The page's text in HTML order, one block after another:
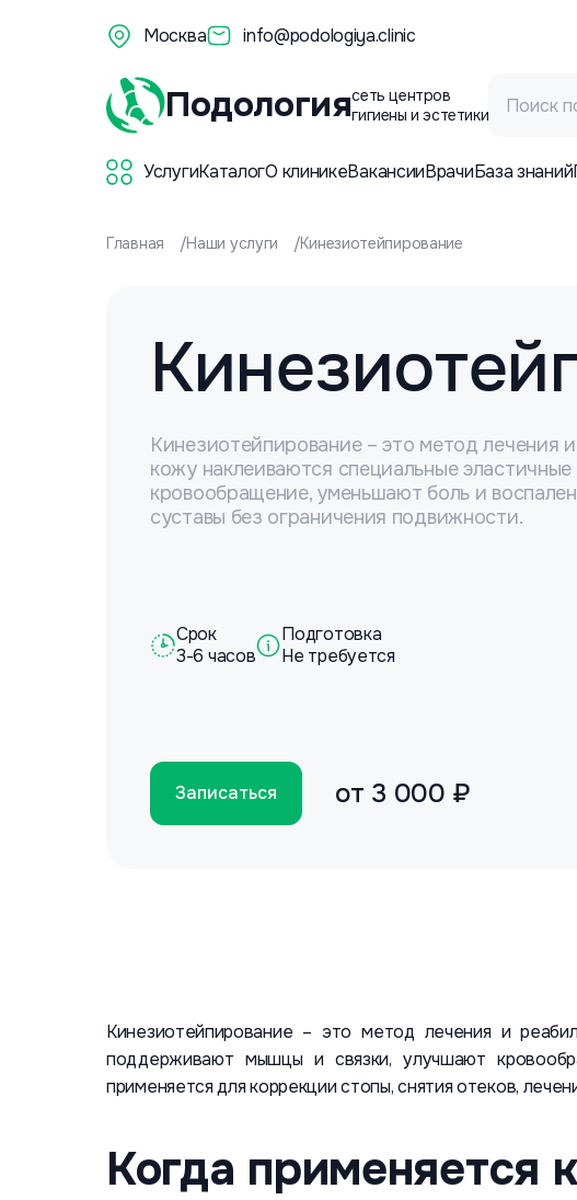
Москва info@podologiya.clinic
Подологиясеть центров
гигиены и эстетики
УслугиКаталогО клиникеВакансииВрачиБаза знаний
Главная Наши услуги Кинезиотейпирование
Кинезиотейпирование – это метод лечения
кожу наклеиваются специальные
кровообращение, уменьшают боль и
суставы без ограничения подвижности.
Срок
3-6 часов
Подготовка
Не требуется
Записаться от 3 000 ₽
Кинезиотейпирование – это метод лечения и
поддерживают мышцы и связки, улучшают
применяется для коррекции стопы, снятия отеков,
Когда применяется